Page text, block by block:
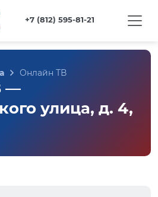
+7 (812) 595-81-21
Онлайн ТВ
—
улица, д. 4,